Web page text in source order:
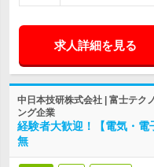
求人詳細を見る
中日本技研株式会社 | 富士テク
ング企業
経験者大歓迎！【電気・
無